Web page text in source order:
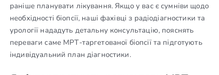
раніше планувати лікування. Якщо у вас є сумніви щодо
необхідності біопсії, наші фахівці з радіодіагностики та
урології нададуть детальну консультацію, пояснять
переваги саме МРТ-таргетованої біопсії та підготують
індивідуальний план діагностики.